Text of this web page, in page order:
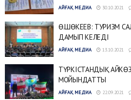
АЙҒАҚ МЕДИА 30.10.2021
Ө.ШӨКЕЕВ: ТУРИЗМ
ДАМЫП КЕЛЕДІ
АЙҒАҚ МЕДИА 13.10.2021
ТҮРКІСТАНДЫҚ
МОЙЫНДАТТЫ
АЙҒАҚ МЕДИА 22.09.2021